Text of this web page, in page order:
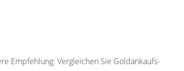
Empfehlung: Vergleichen Sie Goldankaufs-